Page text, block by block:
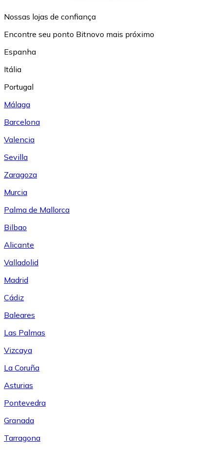
Nossas lojas de confiança
Encontre seu ponto Bitnovo mais próximo
Espanha
Itália
Portugal
Málaga
Barcelona
Valencia
Sevilla
Zaragoza
Murcia
Palma de Mallorca
Bilbao
Alicante
Valladolid
Madrid
Cádiz
Baleares
Las Palmas
Vizcaya
La Coruña
Asturias
Pontevedra
Granada
Tarragona